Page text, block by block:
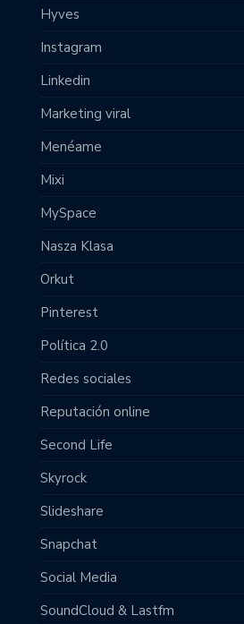
Hyves
Instagram
Linkedin
Marketing viral
Menéame
Mixi
MySpace
Nasza Klasa
Orkut
Pinterest
Política 2.0
Redes sociales
Reputación online
Second Life
Skyrock
Slideshare
Snapchat
Social Media
SoundCloud & Lastfm